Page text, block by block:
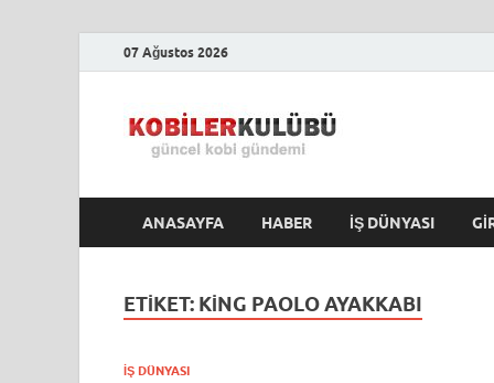
07 Ağustos 2026
ANASAYFA HABER İŞ DÜNYASI
ETIKET: KING PAOLO AYAKKABI
İŞ DÜNYASI